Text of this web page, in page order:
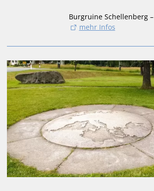
Burgruine Schellenberg –
mehr Infos